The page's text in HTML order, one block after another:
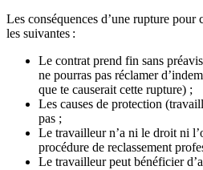
Les conséquences d’une rupture pour
les suivantes :
Le contrat prend fin sans
ne pourras pas réclamer
que te causerait cette rupture) ;
Les causes de protection
pas ;
Le travailleur n’a ni le droit ni
procédure de reclassement
Le travailleur peut bénéficier